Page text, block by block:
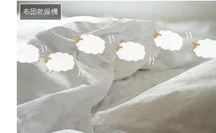
布団乾燥機